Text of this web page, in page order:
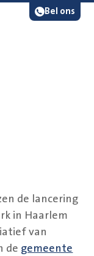
Bel ons
Lees voor
de lancering
in Haarlem
van
de gemeente